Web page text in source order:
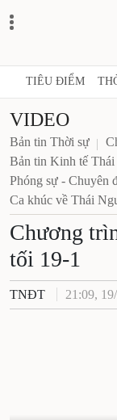
TIÊU ĐIỂM
VIDEO
Bản tin Thời sự
Bản tin Kinh tế Thái
Phóng sự - Chuyên
Ca khúc về Thái
Chương
tối 19-1
TNĐT 21:09,